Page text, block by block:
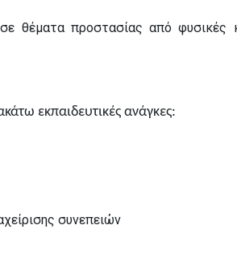
θέματα προστασίας από φυσικές
εκπαιδευτικές ανάγκες:
συνεπειών